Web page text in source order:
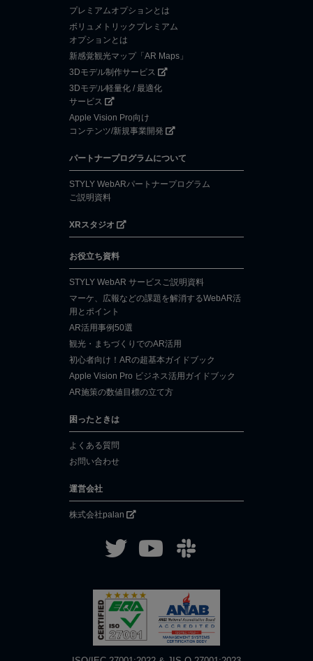
プレミアムオプションとは
ボリュメトリックプレミアム
オプションとは
新感覚観光マップ「AR Maps」
3Dモデル制作サービス
3Dモデル軽量化 / 最適化
サービス
Apple Vision Pro向け
コンテンツ/新規事業開発
パートナープログラムについて
STYLY WebARパートナープログラム
ご説明資料
XRスタジオ
お役立ち資料
STYLY WebAR サービスご説明資料
マーケ、広報などの課題を解消するWebAR活
用とポイント
AR活用事例50選
観光・まちづくりでのAR活用
初心者向け！ARの超基本ガイドブック
Apple Vision Pro ビジネス活用ガイドブック
AR施策の数値目標の立て方
困ったときは
よくある質問
お問い合わせ
運営会社
株式会社palan